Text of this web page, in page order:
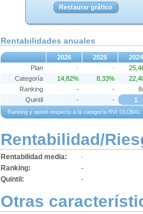
Restaurar gráfico
Rentabilidades anuales
2026 2025 2024
Ranking y quintil respecto a la categoría RVI GLOBAL
Plan · ·
Categoría
14,82% 8,33%
Ranking
- -
Quintil
- - 1
Rentabilidad/
Rentabilidad media:
·
Ranking:
-
Quintil:
-
Otras